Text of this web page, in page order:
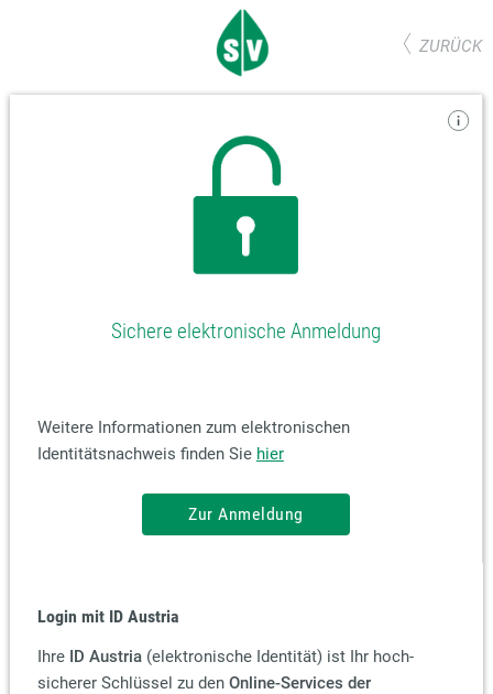
ZURÜCK
Sichere elektronische Anmeldung
Weitere Informationen zum elektronischen
Identitätsnachweis finden Sie hier
Zur Anmeldung
Login mit ID Austria
Ihre ID Austria(elektronische Identität) ist Ihr hoch-
sicherer Schlüssel zu den Online-Services der